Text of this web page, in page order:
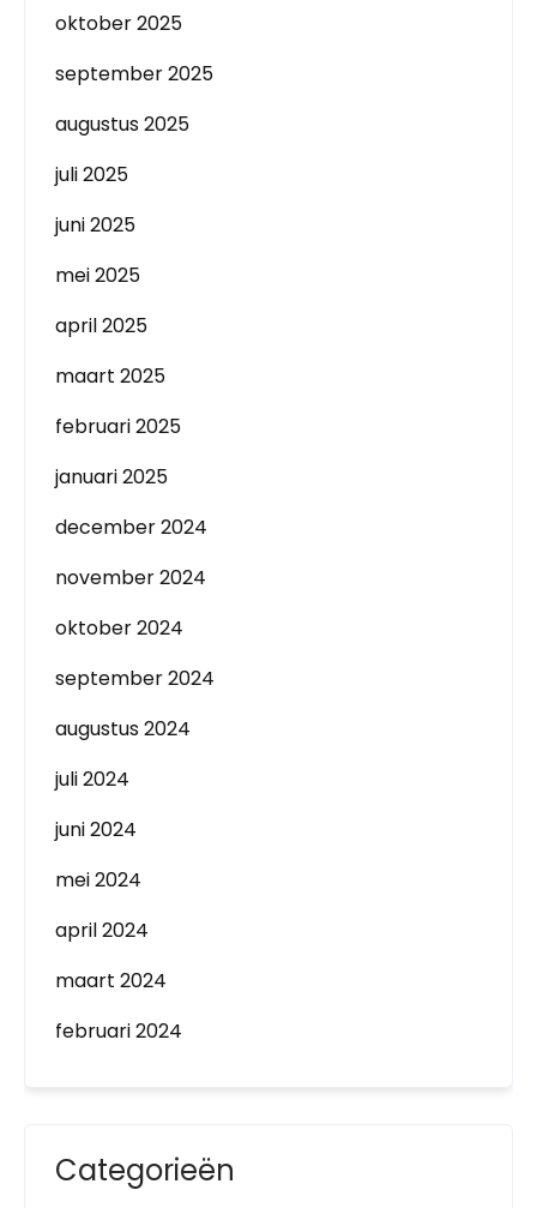
oktober 2025
september 2025
augustus 2025
juli 2025
juni 2025
mei 2025
april 2025
maart 2025
februari 2025
januari 2025
december 2024
november 2024
oktober 2024
september 2024
augustus 2024
juli 2024
juni 2024
mei 2024
april 2024
maart 2024
februari 2024
Categorieën